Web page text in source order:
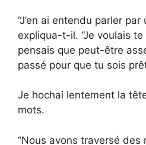
“J’en ai entendu parler par
expliqua-t-il. “Je voulais
pensais que peut-être
passé pour que tu sois
Je hochai lentement la
mots.
“Nous avons traversé des